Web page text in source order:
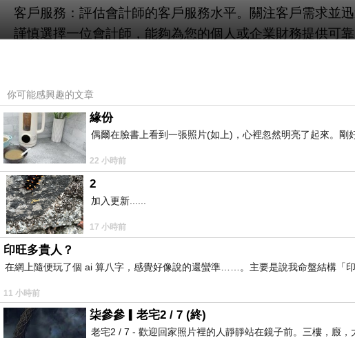
客戶服務：評估會計師的客戶服務水平。關注客戶需求並
謹慎選擇一位會計師，能夠為您的個人或企業財務提供可
資格認證：註冊會計師（CPA）等專業資格是信任的象徵
倫理操守：高度的道德操守和職業道德對維護專業聲譽至關
專業發展：積極參加持續專業發展課程，跟隨會計法規和
客戶滿意：提供卓越的客戶服務，滿足客戶的需求，贏得客
溝通技巧：良好的溝通能力有助於清晰地解釋複雜的財務問
團隊協作：在團隊中合作，能夠有效地協同工作，提供綜合
問題解決：能夠快速識別和解決財務和稅務方面的問題，幫
社群參與：參加會計專業協會和社群活動，擴展人際網絡
專業聲譽：建立良好的專業聲譽，獲得同行和客戶的推薦。
專業聲譽等多方面的因素。這些因素共同幫助會計師在競
你可能感興趣的文章
緣份
偶爾在臉書上看到一張照片(如上)，心裡忽然明亮了起來。
22 小時前
2
加入更新......
17 小時前
印旺多貴人？
在網上隨便玩了個 ai 算八字，感覺好像說的還蠻準……。主要是說我命盤結構
11 小時前
柒參參▎老宅2 / 7 (終)
老宅2 / 7 - 歡迎回家照片裡的人靜靜站在鏡子前。三樓，廄